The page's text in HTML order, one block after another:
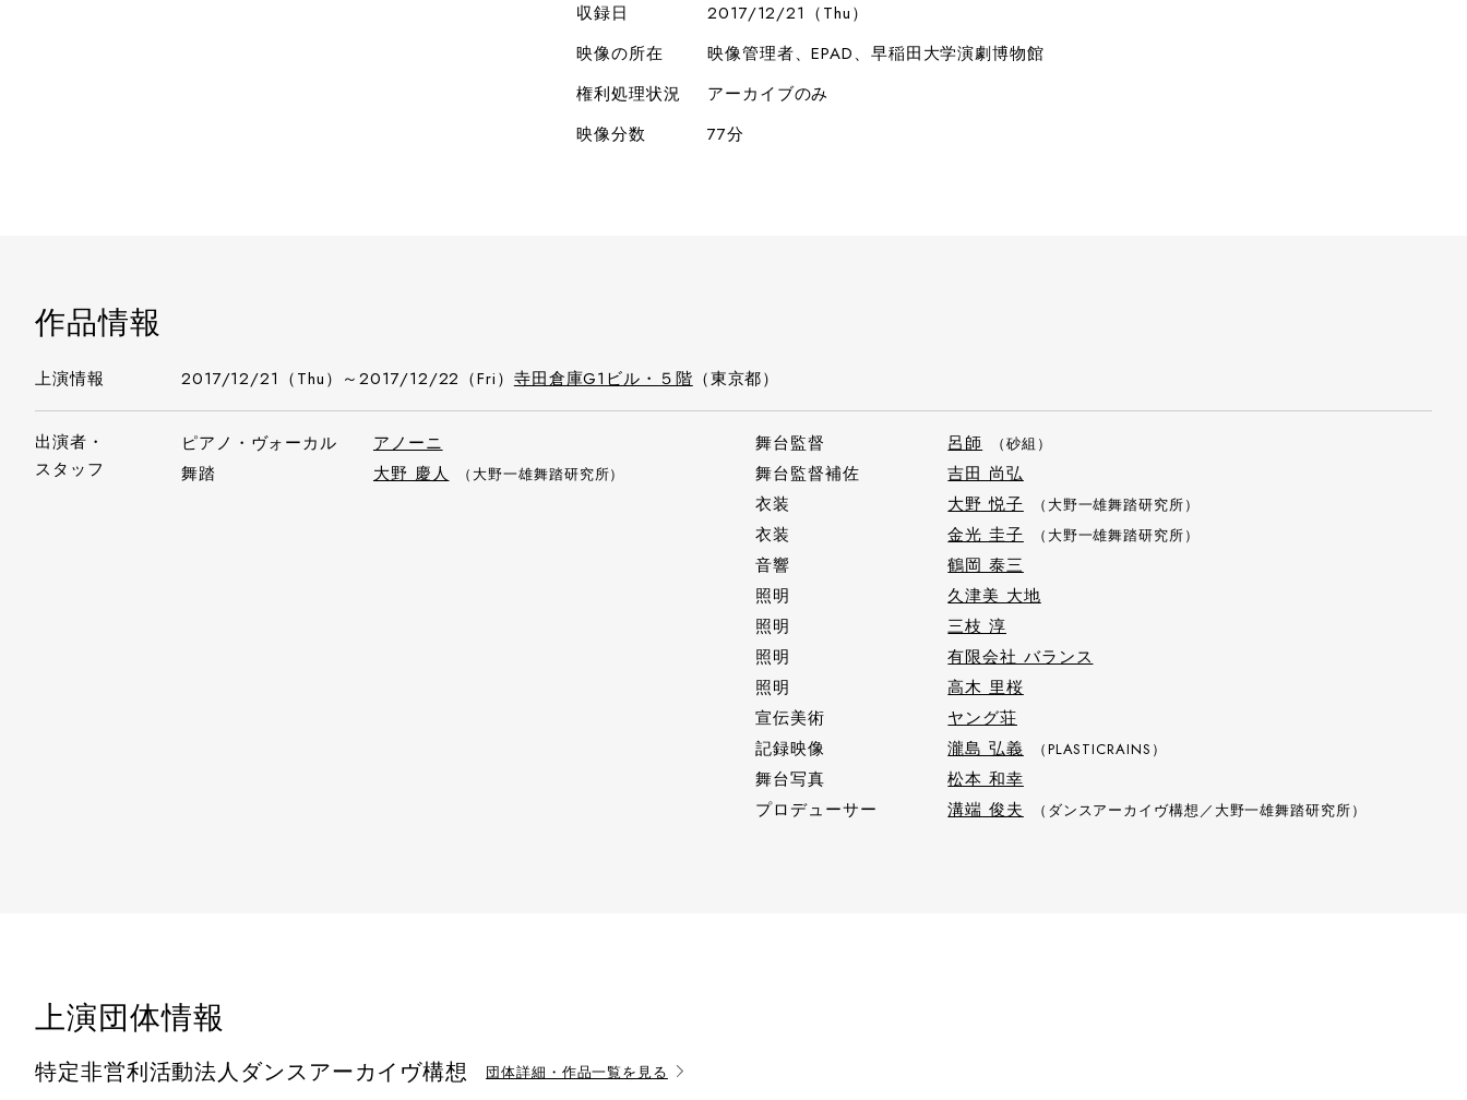
収録日
2017/12/21（Thu）
映像の所在
映像管理者、EPAD、早稲田大学演劇博物館
権利処理状況
アーカイブのみ
映像分数
77分
作品情報
上演情報 2017/12/21（Thu）～2017/12/22（Fri） 寺田倉庫G1ビル・５階 （東京都）
出演者・
スタッフ
ピアノ・ヴォーカル
アノーニ
舞踏
大野 慶人 （大野一雄舞踏研究所）
舞台監督 呂師 （砂組）
舞台監督補佐
吉田 尚弘
衣装
大野 悦子 （大野一雄舞踏研究所）
衣装 金光 圭子 （大野一雄舞踏研究所）
音響
鶴岡 泰三
照明
久津美 大地
照明
三枝 淳
照明
有限会社 バランス
照明
高木 里桜
宣伝美術
ヤング荘
記録映像
瀧島 弘義 （PLASTICRAINS）
舞台写真
松本 和幸
プロデューサー
溝端 俊夫 （ダンスアーカイヴ構想／大野一雄舞踏研究所）
上演団体情報
特定非営利活動法人ダンスアーカイヴ構想 団体詳細・作品一覧を見る